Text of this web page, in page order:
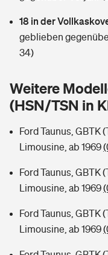
Tools
Hochwasser-Check:
Sie haben Fragen?
Handyversicherung
Private
Zur Übersicht
Kinderunfall-Check:
Wer versichert was:
Rentenrechner: Wie
18 in der
geblieben
34)
Weitere
(HSN/TSN in
Ford Taunus, GBTK
Limousine, ab 1969
Ford Taunus, GBTK
Limousine, ab 1969
Ford Taunus, GBTK
Limousine, ab 1969